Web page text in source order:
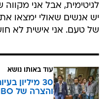
לגיטימית, אבל אני
יש אנשים שאולי ימצאו את
של טעם. אני אישית לא
עוד באותו נושא
30 מיליון
והצרה של HBO